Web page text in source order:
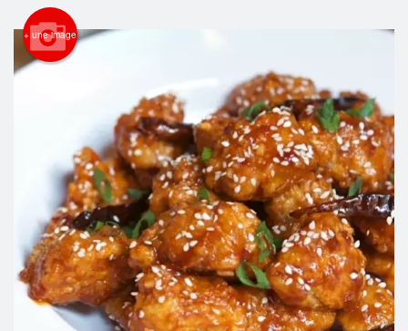
Panier (0)
Rechercher
+ une image